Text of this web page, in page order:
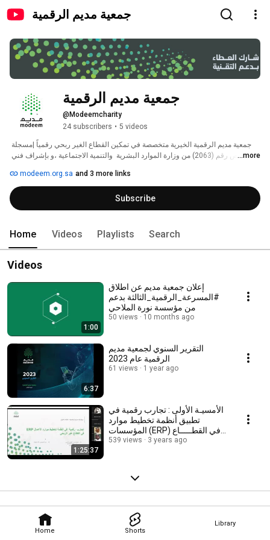
جمعية مديم الرقمية
Home Shorts
Library
جمعية مديم الرقمية
@Modeemcharity
24 subscribers • 5 videos
...more
modeem.org.sa and 3 more links
Subscribe
Home Videos Playlists Search
Videos
1:00
إعلان جمعية مديم عن اطلاق
#المسرعة_الرقمية_الثالثة بدعم
من مؤسسة نورة الملاحي
50 views 10 months ago
6:37
التقرير السنوي لجمعية مديم
الرقمية عام 2023
61 views 1 year ago
1:25:37
الأمسيـة الأولى : تجارب رقمية في
تطبيق أنظمة تخطيط موارد
المؤسسات (ERP) في القطـــــاع
الغير ربحي
539 views 3 years ago